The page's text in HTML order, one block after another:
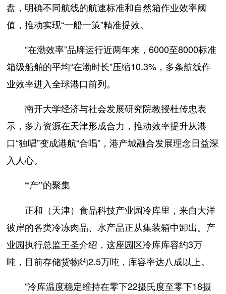
盘，明确不同航线的航速标准和自然箱作业效率阈
值，推动实现“一船一策”精准提效。
“在渤效率”品牌运行近两年来，6000至8000标准
箱级船舶的平均“在渤时长”压缩10.3%，多条航线作
业效率进入全球港口前列。
南开大学经济与社会发展研究院教授杜传忠表
示，多方资源在天津形成合力，推动效率提升从港
口“独唱”变成港航“合唱”，港产城融合发展理念日益深
入人心。
“产”的聚集
正和（天津）食品科技产业园冷库里，来自大洋
彼岸的各类冷冻肉品、水产品正从集装箱中卸出。产
业园执行总监王圣介绍，这座园区冷库库容约3万
吨，目前存储货物约2.5万吨，库容率达八成以上。
“冷库温度稳定维持在零下22摄氏度至零下18摄